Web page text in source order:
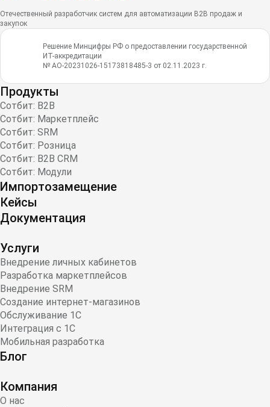
Отечественный разработчик систем для автоматизации B2B продаж и
закупок
Решение Минцифры РФ о предоставлении государственной
ИТ-аккредитации
№ АО-20231026-15173818485-3 от 02.11.2023 г.
Продукты
Сотбит: B2B
Сотбит: Маркетплейс
Сотбит: SRM
Сотбит: Розница
Сотбит: B2B CRM
Сотбит: Модули
Импортозамещение
Кейсы
Документация
Услуги
Внедрение личных кабинетов
Разработка маркетплейсов
Внедрение SRM
Создание интернет-магазинов
Обслуживание 1С
Интеграция с 1С
Мобильная разработка
Блог
Компания
О нас